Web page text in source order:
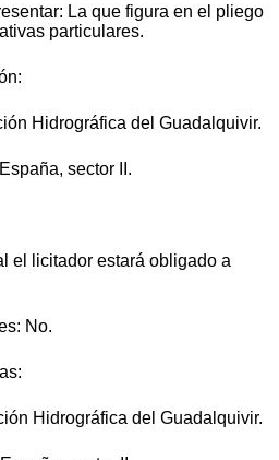
La que figura en el pliego
particulares.
Hidrográfica del Guadalquivir.
sector II.
el licitador estará obligado a
No.
Hidrográfica del Guadalquivir.